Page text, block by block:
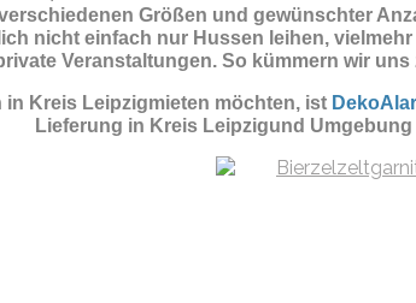
Größen und gewünschter
nicht einfach nur Hussen leihen,
Veranstaltungen. So kümmern wir
Kreis Leipzigmieten möchten, ist
Lieferung in Kreis Leipzigund